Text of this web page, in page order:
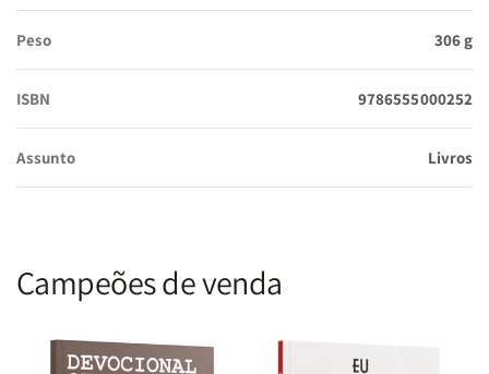
Peso 306 g
ISBN 9786555000252
Assunto Livros
Campeões de venda